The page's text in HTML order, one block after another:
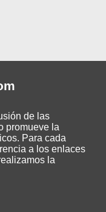
de las
promueve la
Para cada
a los enlaces
la